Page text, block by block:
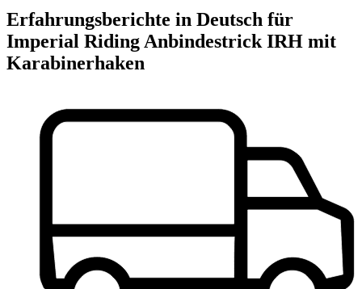
Erfahrungsberichte in Deutsch für
Imperial Riding Anbindestrick IRH mit
Karabinerhaken